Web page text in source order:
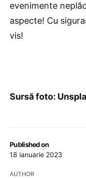
Published on
18 ianuarie 2023
AUTHOR
evenimente
aspecte! Cu
vis!
Sursă foto: